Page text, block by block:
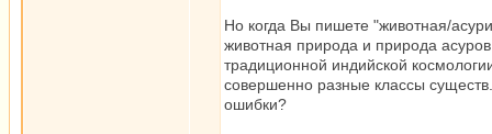
Но когда Вы пишете "животная/
животная природа и природа
традиционной индийской
совершенно разные классы
ошибки?